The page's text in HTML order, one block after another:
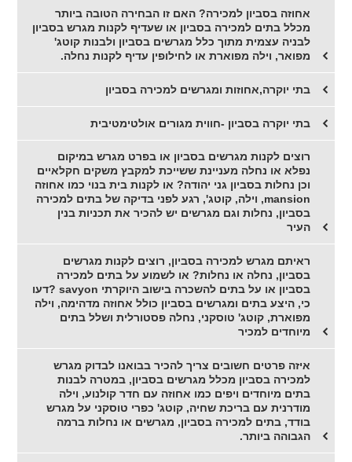
אחוזה בסביון למכירה? האם זו הבחירה הטובה ביותר
מכלל בתים למכירה בסביון או שעדיף לקנות מגרש בסביון
לבניה עצמית מתוך כלל מגרשים בסביון ולבנות קוטג'
מפואר, וילה מפוארת או לחילופין עדיף לקנות נחלה.
בתי יוקרה,אחוזות ומגרשים למכירה בסביון
בתי יוקרה בסביון -חווית מגורים אולטימטיבית
רוצים לקנות מגרשים בסביון או בפרט מגרש במיקום
נפלא או נחלה מעניינת ששייכת למקבץ משקים חקלאיים
וכן נחלות בסביון גני יהודה? או לקנות בית בנוי כמו אחוזה
mansion, וילה, קוטג', רגע לפני בדיקה של בתים למכירה
בסביון, נחלות וגם מגרשים יש להכיר את תכניות בנין
העיר
ראיתם מגרש למכירה בסביון, רוצים לקנות מגרשים
בסביון, נחלה או נחלות? או לשמוע על בתים למכירה
בסביון או על בתים להשכרה בישוב היוקרתי savyon ?דעו
כי, היצע בתים ומגרשים בסביון כולל אחוזה מדהימה, וילה
מפוארת, קוטג' טוסקני, נחלה פסטורלית ושלל בתים
מיוחדים למכיר
איזה פרטים חשובים צריך להכיר בבואנו לבדוק מגרש
למכירה בסביון מכלל מגרשים בסביון, במטרה לבנות
בתים מיוחדים ויפים כמו אחוזה עם חדר קולנוע, וילה
מודרנית עם בריכת שחיה, קוטג' כפרי טוסקני על מגרש
בודד, בתים למכירה בסביון, מגרשים או נחלות ברמה
הגבוהה ביותר.